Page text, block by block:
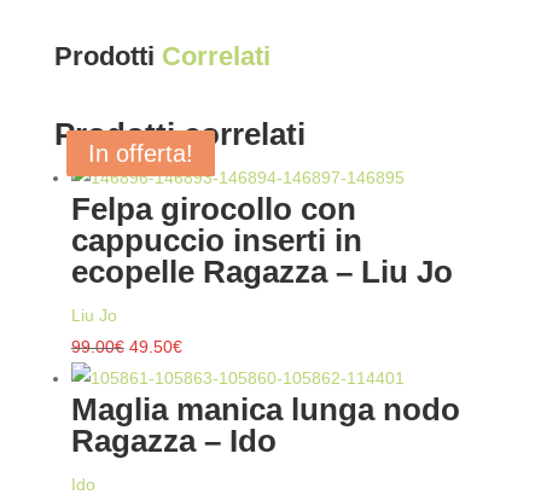
Prodotti Correlati
Prodotti correlati
In offerta!
Felpa girocollo con
cappuccio inserti in
ecopelle Ragazza – Liu Jo
Liu Jo
99.00€ Il
prezzo
originale
era:
49.50€Il
prezzo
attuale
è:
In offerta!
Maglia manica lunga nodo
Ragazza – Ido
Ido
In offerta!
In offerta!